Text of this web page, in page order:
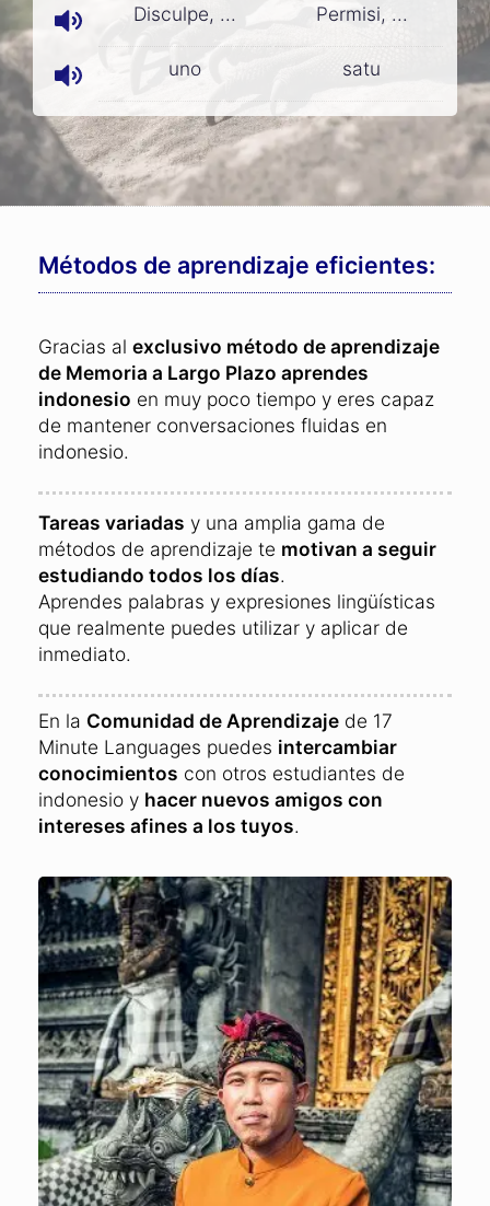
Disculpe, ... Permisi, ...
uno satu
Métodos de aprendizaje eficientes:
Gracias al exclusivo método de aprendizaje
de Memoria a Largo Plazo aprendes
indonesio en muy poco tiempo y eres capaz
de mantener conversaciones fluidas en
indonesio.
Tareas variadas y una amplia gama de
métodos de aprendizaje te motivan a seguir
estudiando todos los días.
Aprendes palabras y expresiones lingüísticas
que realmente puedes utilizar y aplicar de
inmediato.
En la Comunidad de Aprendizaje de 17
Minute Languages puedes intercambiar
conocimientos con otros estudiantes de
indonesio y hacer nuevos amigos con
intereses afines a los tuyos.